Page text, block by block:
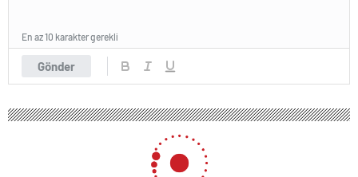
Gönder
En az 10 karakter gerekli